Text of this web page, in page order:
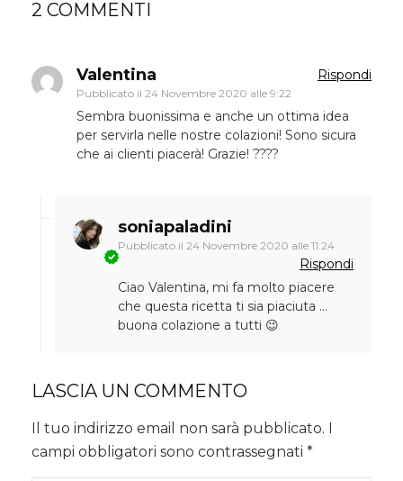
2 COMMENTI
Valentina
Pubblicato il 24 Novembre 2020 alle 9:22
Rispondi
Sembra buonissima e anche un ottima idea
per servirla nelle nostre colazioni! Sono sicura
che ai clienti piacerà! Grazie! ????
soniapaladini
Pubblicato il 24 Novembre 2020 alle 11:24
Rispondi
Ciao Valentina, mi fa molto piacere
che questa ricetta ti sia piaciuta …
buona colazione a tutti 😉
LASCIA UN COMMENTO
Il tuo indirizzo email non sarà pubblicato.
campi obbligatori sono contrassegnati *